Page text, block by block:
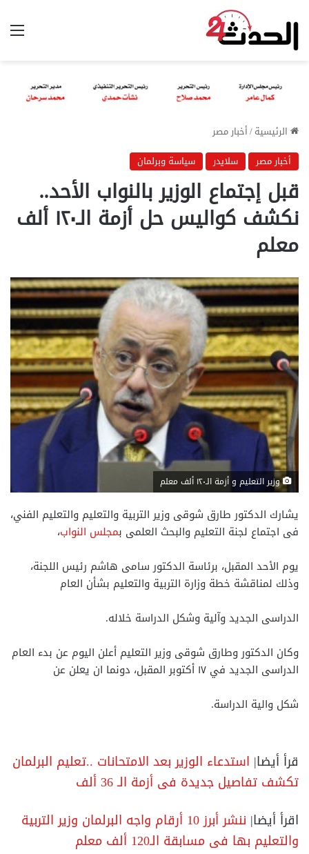
الرئيسية/أخبار مصر
أخبار مصر
سلايدر سياسة وبرلمان
قبل إجتماع الوزير بالنواب الأحد..
نكشف كواليس حل أزمة الـ١٢٠ ألف
معلم
وزير التعليم و أزمة الـ١٢٠ ألف معلم
يشارك الدكتور طارق شوقى وزير التربية والتعليم والتعليم الفني،
فى اجتماع لجنة التعليم والبحث العلمى بمجلس النواب،
يوم الأحد المقبل، برئاسة الدكتور سامى هاشم رئيس اللجنة،
وذلك لمناقشة خطة وزارة التربية والتعليم بشأن العام
الدراسى الجديد وآلية وشكل الدراسة خلاله.
وكان الدكتور وطارق شوقى وزير التعليم أعلن اليوم عن بدء العام
الدراسى الجديد في ١٧ أكتوبر المقبل، دونما ان يعلن عن
شكل والية الدراسة.
قرأ أيضا| استدعاء الوزير بعد الامتحانات ..تعليم البرلمان
تكشف تفاصيل جديدة فى أزمة الـ 36 ألف
اقرأ أيضا|
ننشر أبرز 10 أرقام واجه البرلمان وزير التربية
والتعليم بها فى مسابقة الـ120 ألف معلم